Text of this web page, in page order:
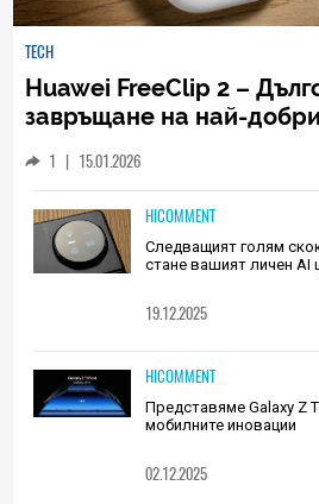
TECH
Huawei FreeClip 2 –
завръщане на най-
1 | 15.01.2026
HICOMMENT
Следващият голям
стане вашият личен AI
19.12.2025
HICOMMENT
Представяме Galaxy Z
мобилните иновации
02.12.2025